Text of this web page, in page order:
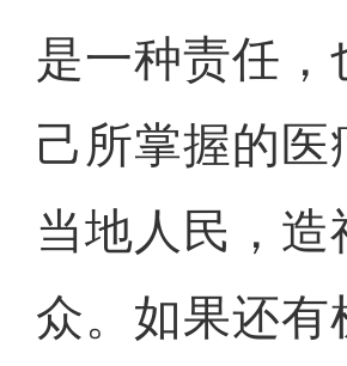
是一种责任
己所掌握的
当地人民，
众。如果还